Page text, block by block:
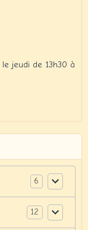
jeudi de 13h30 à
6
12